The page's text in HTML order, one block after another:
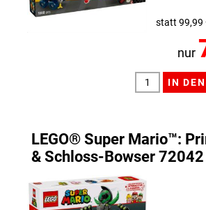
statt 99,99
nur
LEGO® Super Mario™:
& Schloss-Bowser 72042